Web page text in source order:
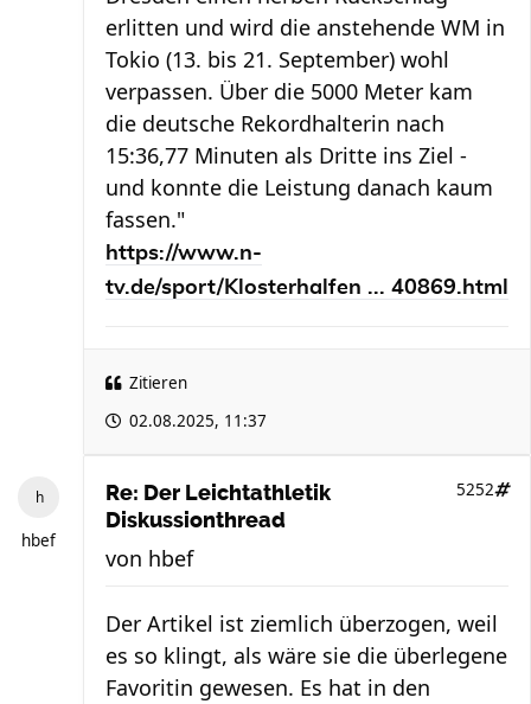
erlitten und wird die anstehende WM in
Tokio (13. bis 21. September) wohl
verpassen. Über die 5000 Meter kam
die deutsche Rekordhalterin nach
15:36,77 Minuten als Dritte ins Ziel -
und konnte die Leistung danach kaum
fassen."
https://www.n-
tv.de/sport/Klosterhalfen ... 40869.html
Zitieren
02.08.2025, 11:37
hbef
Re: Der Leichtathletik
Diskussionthread
5252
von hbef
Der Artikel ist ziemlich überzogen, weil
es so klingt, als wäre sie die überlegene
Favoritin gewesen. Es hat in den